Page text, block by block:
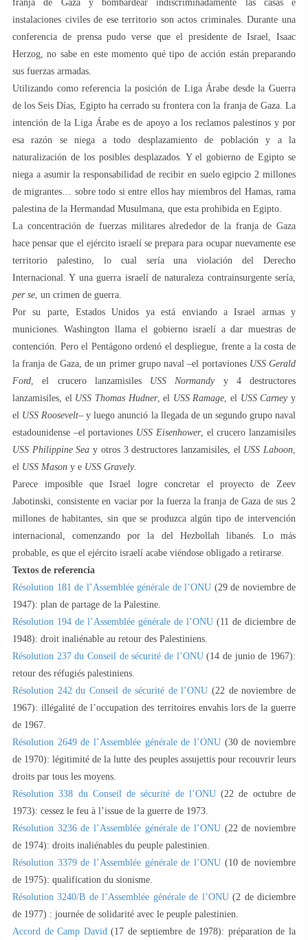
franja de Gaza y bombardear indiscriminadamente las casas e
instalaciones civiles de ese territorio son actos criminales. Durante una
conferencia de prensa pudo verse que el presidente de Israel, Isaac
Herzog, no sabe en este momento qué tipo de acción están preparando
sus fuerzas armadas.
Utilizando como referencia la posición de Liga Árabe desde la Guerra
de los Seis Días, Egipto ha cerrado su frontera con la franja de Gaza. La
intención de la Liga Árabe es de apoyo a los reclamos palestinos y por
esa razón se niega a todo desplazamiento de población y a la
naturalización de los posibles desplazados. Y el gobierno de Egipto se
niega a asumir la responsabilidad de recibir en suelo egipcio 2 millones
de migrantes… sobre todo si entre ellos hay miembros del Hamas, rama
palestina de la Hermandad Musulmana, que esta prohibida en Egipto.
La concentración de fuerzas militares alrededor de la franja de Gaza
hace pensar que el ejército israelí se prepara para ocupar nuevamente ese
territorio palestino, lo cual sería una violación del Derecho
Internacional. Y una guerra israelí de naturaleza contrainsurgente sería,
per se , un crimen de guerra.
Por su parte, Estados Unidos ya está enviando a Israel armas y
municiones. Washington llama el gobierno israelí a dar muestras de
contención. Pero el Pentágono ordenó el despliegue, frente a la costa de
la franja de Gaza, de un primer grupo naval –el portaviones USS Gerald
Ford , el crucero lanzamisiles USS Normandyy 4 destructores
lanzamisiles, el USS Thomas Hudner, el USS Ramage , el USS Carneyy
el USS Roosevelt– y luego anunció la llegada de un segundo grupo naval
estadounidense –el portaviones USS Eisenhower, el crucero lanzamisiles
USS Philippine Sea y otros 3 destructores lanzamisiles, el USS Laboon
el USS Mason y e USS Gravely.
Parece imposible que Israel logre concretar el proyecto de Zeev
Jabotinski, consistente en vaciar por la fuerza la franja de Gaza de sus 2
millones de habitantes, sin que se produzca algún tipo de intervención
internacional, comenzando por la del Hezbollah libanés. Lo más
probable, es que el ejército israelí acabe viéndose obligado a retirarse.
Textos de referencia
Résolution 181 de l’Assemblée générale de l’ONU (29 de noviembre de
1947): plan de partage de la Palestine.
Résolution 194 de l’Assemblée générale de l’ONU (11 de diciembre de
1948): droit inaliénable au retour des Palestiniens.
Résolution 237 du Conseil de sécurité de l’ONU(14 de junio de 1967):
retour des réfugiés palestiniens.
Résolution 242 du Conseil de sécurité de l’ONU (22 de noviembre de
1967): illégalité de l’occupation des territoires envahis lors de la guerre
de 1967.
Résolution 2649 de l’Assemblée générale de l’ONU (30 de noviembre
de 1970): légitimité de la lutte des peuples assujettis pour recouvrir leurs
droits par tous les moyens.
Résolution 338 du Conseil de sécurité de l’ONU(22 de octubre de
1973): cessez le feu à l’issue de la guerre de 1973.
Résolution 3236 de l’Assemblée générale de l’ONU (22 de noviembre
de 1974): droits inaliénables du peuple palestinien.
Résolution 3379 de l’Assemblée générale de l’ONU (10 de noviembre
de 1975): qualification du sionisme.
Résolution 3240/B de l’Assemblée générale de l’ONU(2 de diciembre
de 1977) : journée de solidarité avec le peuple palestinien.
Accord de Camp David (17 de septiembre de 1978): préparation de la